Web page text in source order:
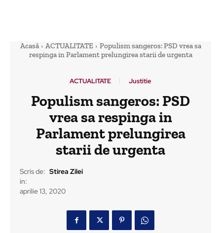
Acasă ACTUALITATE
Populism sangeros: PSD vrea sa
respinga in Parlament prelungirea starii de urgenta
ACTUALITATE Justitie
Populism sangeros: PSD
vrea sa respinga in
Parlament prelungirea
starii de urgenta
Scris de: Stirea Zilei
in:
aprilie 13, 2020